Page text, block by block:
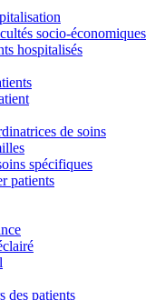
socio-économiques
hospitalisés
de soins
spécifiques
patients
des patients